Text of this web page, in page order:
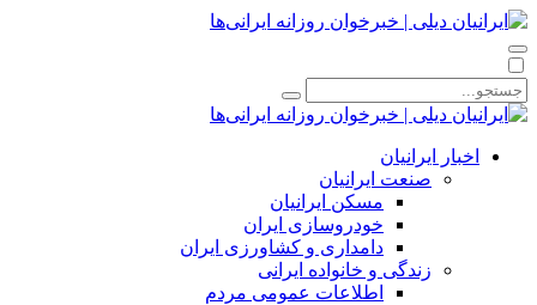
اخبار ایرانیان
صنعت ایرانیان
مسکن ایرانیان
خودروسازی ایران
دامداری و کشاورزی ایران
زندگی و خانواده ایرانی
اطلاعات عمومی مردم